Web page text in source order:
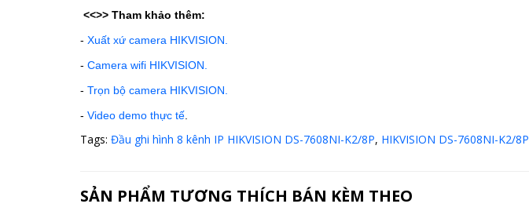
<<>> Tham khảo thêm:
- Xuất xứ camera HIKVISION.
- Camera wifi HIKVISION.
- Trọn bộ camera HIKVISION.
- Video demo thực tế
Tags: Đầu ghi hình 8 kênh IP HIKVISION DS-7608NI-K2/8P, HIKVISION DS-7608NI-K2/8P
SẢN PHẨM TƯƠNG THÍCH BÁN KÈM THEO